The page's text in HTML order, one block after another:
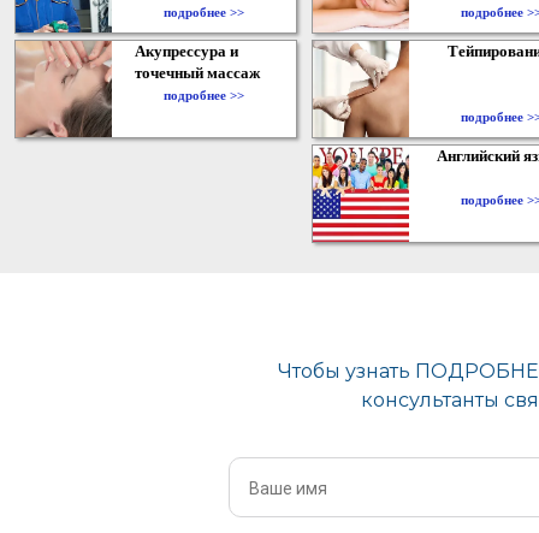
подробнее >> подробнее
Акупрессура и
точечный массаж
подробнее >>
подробнее
Английский
подробнее